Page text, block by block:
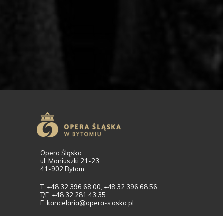
Opera Śląska
ul. Moniuszki 21-23
41-902 Bytom
T: +48 32 396 68 00, +48 32 396 68 56
T/F: +48 32 281 43 35
E: kancelaria@opera-slaska.pl